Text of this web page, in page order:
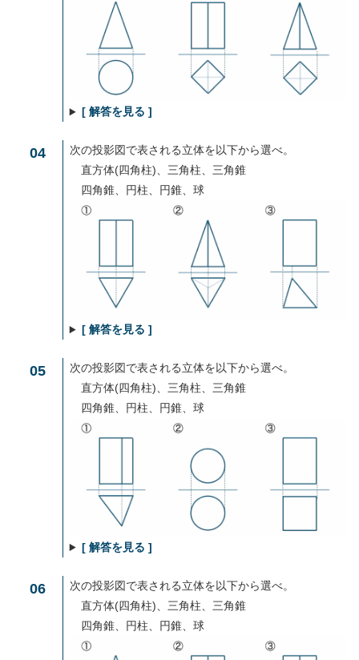
[ 解答を見る ]
04
次の投影図で表される立体を以下から選べ。
直方体(四角柱)、三角柱、三角錐
四角錐、円柱、円錐、球
[ 解答を見る ]
05
次の投影図で表される立体を以下から選べ。
直方体(四角柱)、三角柱、三角錐
四角錐、円柱、円錐、球
[ 解答を見る ]
06
次の投影図で表される立体を以下から選べ。
直方体(四角柱)、三角柱、三角錐
四角錐、円柱、円錐、球